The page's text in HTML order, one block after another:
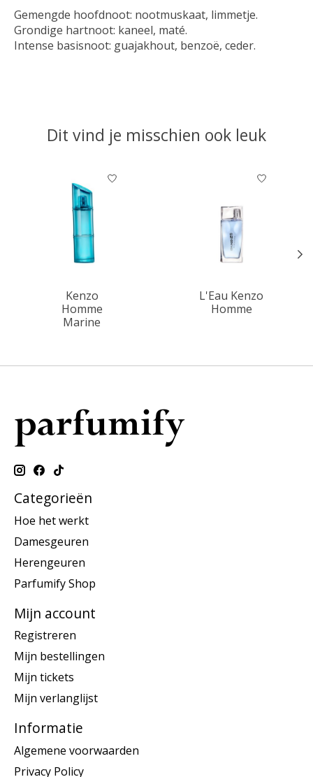
Gemengde hoofdnoot: nootmuskaat, limmetje.
Grondige hartnoot: kaneel, maté.
Intense basisnoot: guajakhout, benzoë, ceder.
Dit vind je misschien ook leuk
Items van productcarrousel
Kenzo
Homme
Marine
L'Eau Kenzo
Homme
Categorieën
Hoe het werkt
Damesgeuren
Herengeuren
Parfumify Shop
Mijn account
Registreren
Mijn bestellingen
Mijn tickets
Mijn verlanglijst
Informatie
Algemene voorwaarden
Privacy Policy